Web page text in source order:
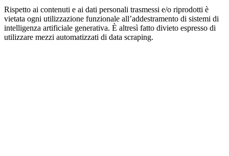
Rispetto ai contenuti e ai dati personali trasmessi e/o riprodotti è
vietata ogni utilizzazione funzionale all’addestramento di sistemi di
intelligenza artificiale generativa. È altresì fatto divieto espresso di
utilizzare mezzi automatizzati di data scraping.